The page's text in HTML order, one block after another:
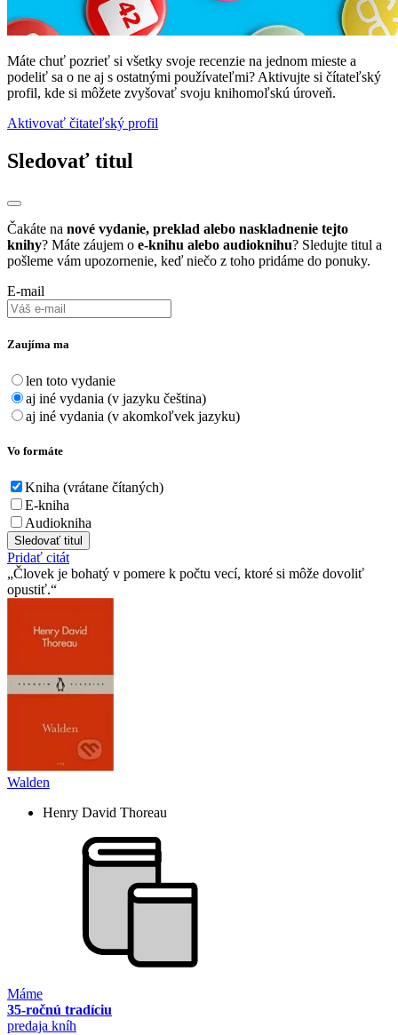
Máte chuť pozrieť si všetky svoje recenzie na jednom mieste a
podeliť sa o ne aj s ostatnými používateľmi? Aktivujte si čítateľský
profil, kde si môžete zvyšovať svoju knihomoľskú úroveň.
Aktivovať čitateľský profil
Sledovať titul
Čakáte na nové vydanie, preklad alebo naskladnenie tejto
knihy? Máte záujem o e-knihu alebo audioknihu? Sledujte titul a
pošleme vám upozornenie, keď niečo z toho pridáme do ponuky.
E-mail
Zaujíma ma
len toto vydanie
aj iné vydania (v jazyku čeština)
aj iné vydania (v akomkoľvek jazyku)
Vo formáte
Kniha (vrátane čítaných)
E-kniha
Audiokniha
Sledovať titul
Pridať citát
Človek je bohatý v pomere k počtu vecí, ktoré si môže dovoliť
opustiť.
Walden
Henry David Thoreau
Máme
35-ročnú tradíciu
predaja kníh